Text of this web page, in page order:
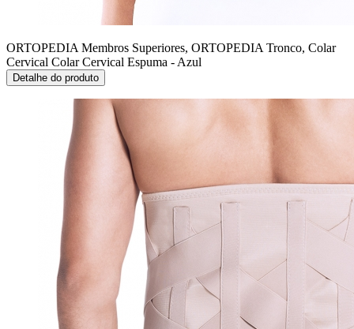
ORTOPEDIA Membros Superiores, ORTOPEDIA Tronco, Colar
Cervical Colar Cervical Espuma - Azul
Detalhe do produto